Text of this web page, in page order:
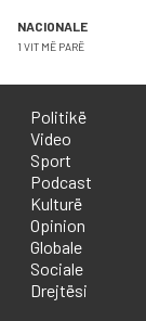
NACIONALE
1 VIT MË PARË
Politikë
Video
Sport
Podcast
Kulturë
Opinion
Globale
Sociale
Drejtësi